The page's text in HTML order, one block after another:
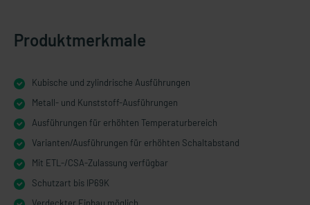
Produktmerkmale
Kubische und zylindrische Ausführungen
Metall- und Kunststoff-Ausführungen
Ausführungen für erhöhten Temperaturbereich
Varianten/Ausführungen für erhöhten Schaltabstand
Mit ETL-/CSA-Zulassung verfügbar
Schutzart bis IP69K